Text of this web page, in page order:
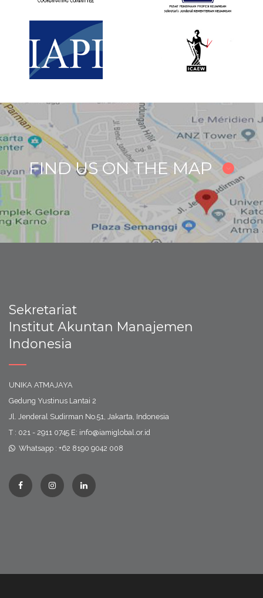
FIND US ON THE MAP
Sekretariat
Institut Akuntan Manajemen
Indonesia
UNIKA ATMAJAYA
Gedung Yustinus Lantai 2
Jl. Jenderal Sudirman No.51, Jakarta, Indonesia
T : 021 - 2911 0745 E: info@iamiglobal.or.id
Whatsapp : +62 8190 9042 008